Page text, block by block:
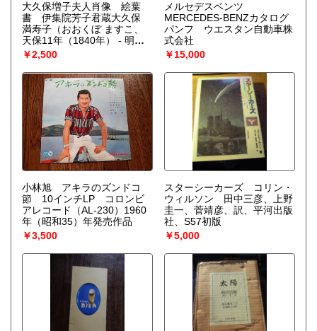
大久保増子夫人肖像 絵葉
書 伊集院芳子君蔵大久保
満寿子（おおくぼ ますこ、
天保11年（1840年） - 明治
11年（1878年）12月7日）
は、維新の三傑の一人・大久
保利通の妻。名前はます、増
子、益子とも。本人の手紙に
は舛の字を使っている。伊集
院彦吉とその妻で大久保利通
の長女・芳子。
￥2,500
メルセデスベンツ
MERCEDES-BENZカタログ
パンフ ウエスタン自動車株
式会社
￥15,000
小林旭 アキラのズンドコ
節 10インチLP コロンビ
アレコード（AL-230）1960
年（昭和35）年発売作品
￥3,500
スターシーカーズ コリン・
ウィルソン 田中三彦、上野
圭一、菅靖彦、訳、平河出版
社、S57初版
￥5,000